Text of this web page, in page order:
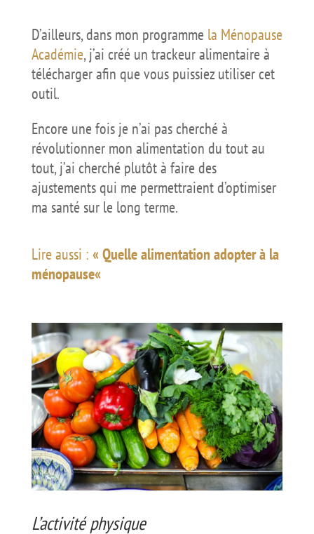
D’ailleurs, dans mon programme la Ménopause
Académie, j’ai créé un trackeur alimentaire à
télécharger afin que vous puissiez utiliser cet
outil.
Encore une fois je n’ai pas cherché à
révolutionner mon alimentation du tout au
tout, j’ai cherché plutôt à faire des
ajustements qui me permettraient d’optimiser
ma santé sur le long terme.
Lire aussi : «Quelle alimentation adopter à la
ménopause«
L’activité physique